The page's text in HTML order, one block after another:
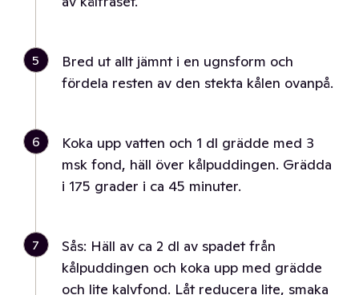
5
Bred ut allt jämnt i en ugnsform och
fördela resten av den stekta kålen ovanpå.
6
Koka upp vatten och 1 dl grädde med 3
msk fond, häll över kålpuddingen. Grädda
i 175 grader i ca 45 minuter.
7
Sås: Häll av ca 2 dl av spadet från
kålpuddingen och koka upp med grädde
och lite kalvfond. Låt reducera lite, smaka